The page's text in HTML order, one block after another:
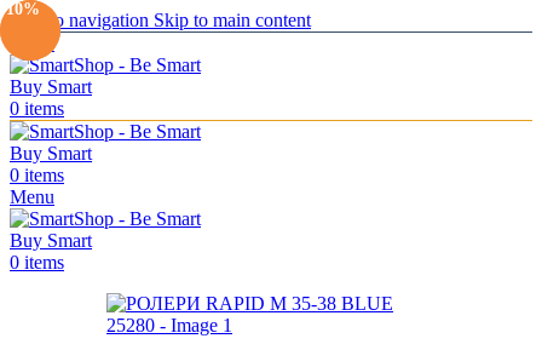
Skip to navigation Skip to main content
0 items
0 items
Menu
0 items
-20%
-10%